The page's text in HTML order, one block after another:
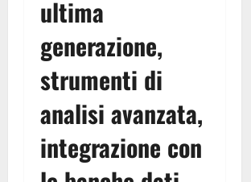
ultima
generazione,
strumenti di
analisi avanzata,
integrazione con